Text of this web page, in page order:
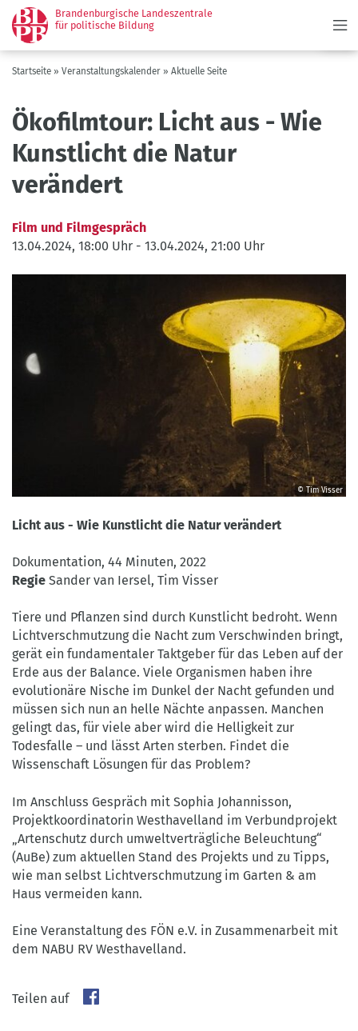
Direkt
zum
Inhalt
Brandenburgische Landeszentrale
für politische Bildung
Pfadnavigation
Startseite Veranstaltungskalender Aktuelle Seite
Ökofilmtour: Licht aus - Wie
Kunstlicht die Natur
verändert
Film und Filmgespräch
13.04.2024, 18:00 Uhr - 13.04.2024, 21:00 Uhr
Tim
© Tim Visser
Licht aus - Wie Kunstlicht die Natur verändert
Dokumentation, 44 Minuten, 2022
Regie Sander van Iersel, Tim Visser
Tiere und Pflanzen sind durch Kunstlicht bedroht. Wenn
Lichtverschmutzung die Nacht zum Verschwinden bringt,
gerät ein fundamentaler Taktgeber für das Leben auf der
Erde aus der Balance. Viele Organismen haben ihre
evolutionäre Nische im Dunkel der Nacht gefunden und
müssen sich nun an helle Nächte anpassen. Manchen
gelingt das, für viele aber wird die Helligkeit zur
Todesfalle – und lässt Arten sterben. Findet die
Wissenschaft Lösungen für das Problem?
Im Anschluss Gespräch mit Sophia Johannisson,
Projektkoordinatorin Westhavelland im Verbundprojekt
„Artenschutz durch umweltverträgliche Beleuchtung“
(AuBe) zum aktuellen Stand des Projekts und zu Tipps,
wie man selbst Lichtverschmutzung im Garten & am
Haus vermeiden kann.
Eine Veranstaltung des FÖN e.V. in Zusammenarbeit mit
dem NABU RV Westhavelland.
Teilen auf